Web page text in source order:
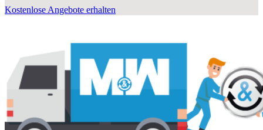
Kostenlose Angebote erhalten